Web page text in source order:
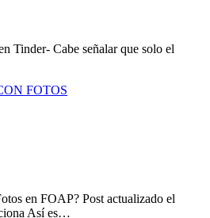
Tinder- Cabe señalar que solo el
FOTOS
en FOAP? Post actualizado el
Así es…